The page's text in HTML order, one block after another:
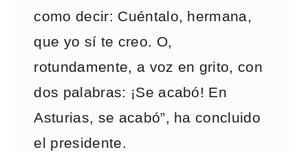
como decir: Cuéntalo, hermana,
que yo sí te creo. O,
rotundamente, a voz en grito, con
dos palabras: ¡Se acabó! En
Asturias, se acabó”, ha concluido
el presidente.